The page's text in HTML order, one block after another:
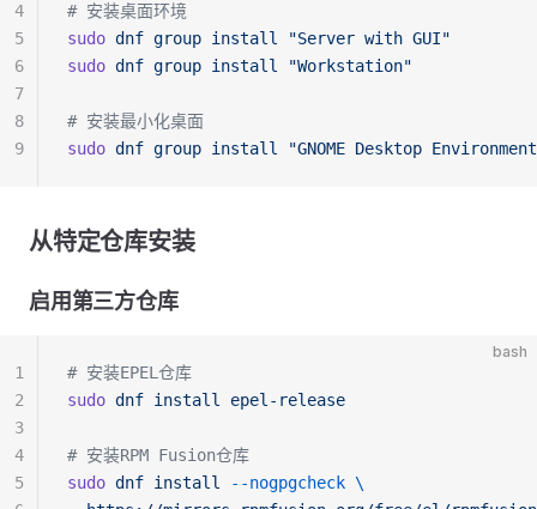
# 安装桌面环境
sudo dnf group install
"Server with GUI"
sudo dnf group install "Workstation"
# 安装最小化桌面
sudo dnf group install "GNOME Desktop
4
5
6
7
8
9
从特定仓库安装
启用第三方仓库
bash
# 安装EPEL仓库
sudo dnf install epel-release
# 安装RPM Fusion仓库
sudo dnf install --nogpgcheck \
1
2
3
4
5